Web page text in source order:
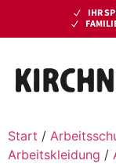
IHR
Start /
Arbeitskleidung /